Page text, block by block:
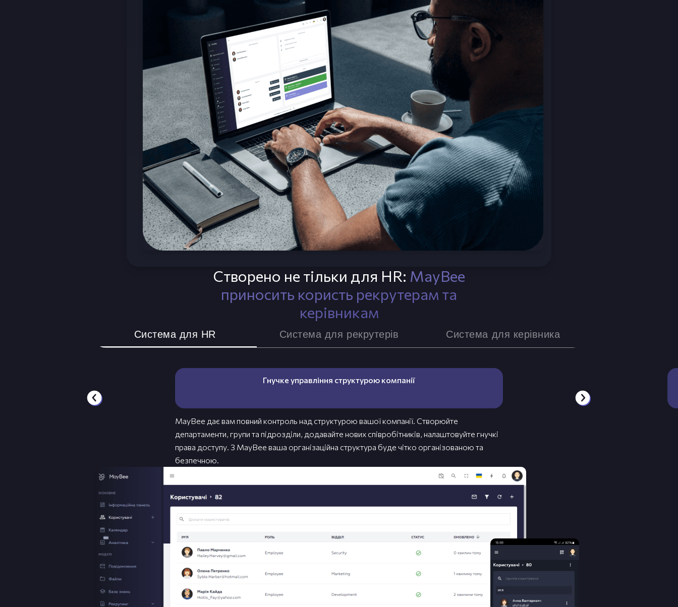
Створено не тільки для HR: MayBee
приносить користь рекрутерам та
керівникам
Система для HR Система для рекрутерів Система для керівника
Гнучке управління структурою компанії
MayBee дає вам повний контроль над структурою вашої компанії. Створюйте
департаменти, групи та підрозділи, додавайте нових співробітників, налаштовуйте гнучкі
права доступу. З MayBee ваша організаційна структура буде чітко організованою та
безпечною.